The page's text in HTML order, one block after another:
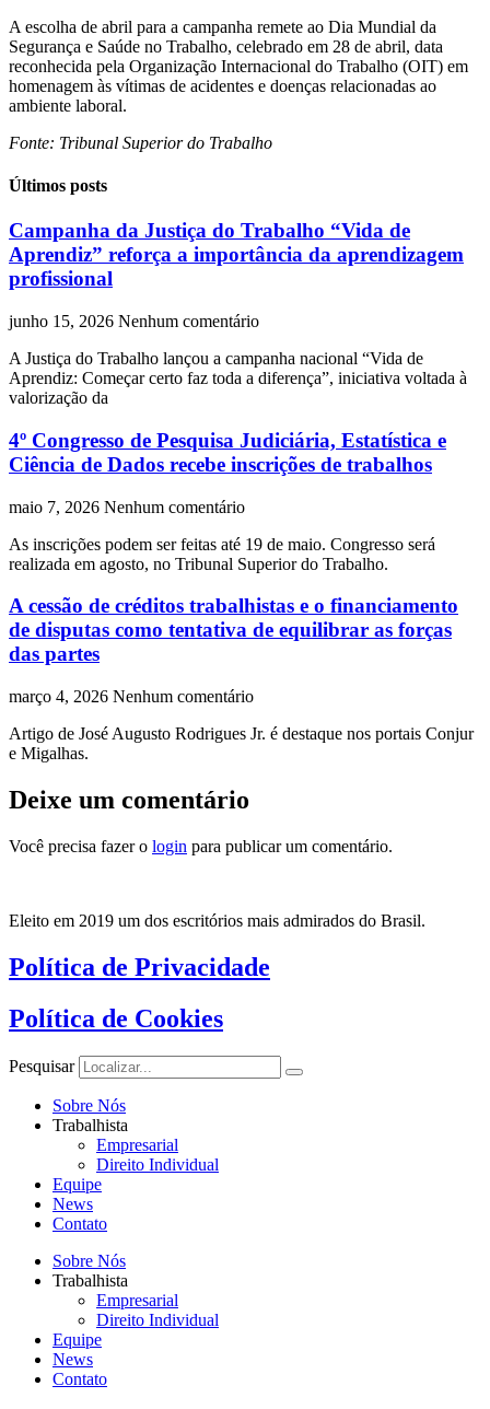
A escolha de abril para a campanha remete ao Dia Mundial da
Segurança e Saúde no Trabalho, celebrado em 28 de abril, data
reconhecida pela Organização Internacional do Trabalho (OIT) em
homenagem às vítimas de acidentes e doenças relacionadas ao
ambiente laboral.
Fonte: Tribunal Superior do Trabalho
Últimos posts
Campanha da Justiça do Trabalho “Vida de
Aprendiz” reforça a importância da aprendizagem
profissional
junho 15, 2026 Nenhum comentário
A Justiça do Trabalho lançou a campanha nacional “Vida de
Aprendiz: Começar certo faz toda a diferença”, iniciativa voltada à
valorização da
4º Congresso de Pesquisa Judiciária, Estatística e
Ciência de Dados recebe inscrições de trabalhos
maio 7, 2026 Nenhum comentário
As inscrições podem ser feitas até 19 de maio. Congresso será
realizada em agosto, no Tribunal Superior do Trabalho.
A cessão de créditos trabalhistas e o financiamento
de disputas como tentativa de equilibrar as forças
das partes
março 4, 2026 Nenhum comentário
Artigo de José Augusto Rodrigues Jr. é destaque nos portais Conjur
e Migalhas.
Deixe um comentário
Você precisa fazer o login para publicar um comentário.
Eleito em 2019 um dos escritórios mais admirados do Brasil.
Política de Privacidade
Política de Cookies
Pesquisar
Sobre Nós
Trabalhista
Empresarial
Direito Individual
Equipe
News
Contato
Sobre Nós
Trabalhista
Empresarial
Direito Individual
Equipe
News
Contato